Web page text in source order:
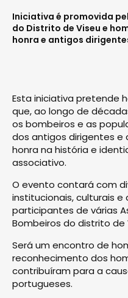
Iniciativa é promovida
do Distrito de Viseu e
honra e antigos
Esta iniciativa pretende
que, ao longo de
os bombeiros e as
dos antigos dirigentes e
honra na história e
associativo.
O evento contará com
institucionais, culturais e
participantes de várias
Bombeiros do distrito de
Será um encontro de
reconhecimento dos
contribuíram para a
portugueses.